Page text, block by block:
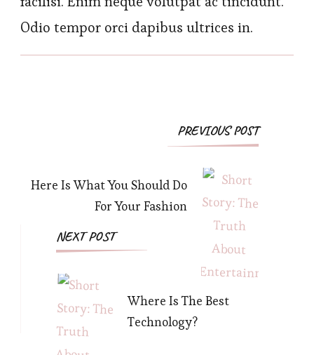
Odio tempor orci dapibus ultrices in.
PostPREVIOUS POST
Here Is What You Should Do
For Your Fashion
NEXT POST
Where Is The Best
Technology?